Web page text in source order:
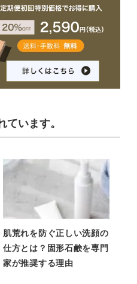
います。
肌荒れを防ぐ正しい洗顔の
仕方とは？固形石鹸を専門
家が推奨する理由